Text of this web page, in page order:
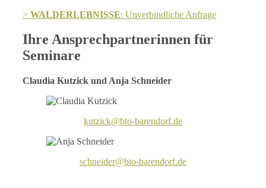
> WALDERLEBNISSE: Unverbindliche Anfrage
Ihre Ansprechpartnerinnen für
Seminare
Claudia Kutzick und Anja Schneider
kutzick@bto-barendorf.de
schneider@bto-barendorf.de